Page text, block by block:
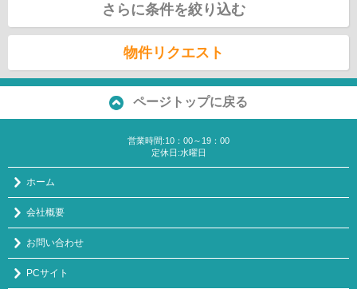
さらに条件を絞り込む
物件リクエスト
ページトップに戻る
営業時間:10：00～19：00
定休日:水曜日
ホーム
会社概要
お問い合わせ
PCサイト